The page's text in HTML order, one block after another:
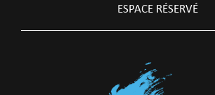
ESPACE RÉSERVÉ